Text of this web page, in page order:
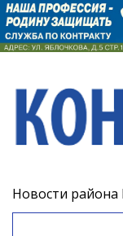
Новости района